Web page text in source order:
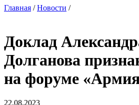
Главная /Новости /
Доклад
Долганова
на форуме
22.08.2023